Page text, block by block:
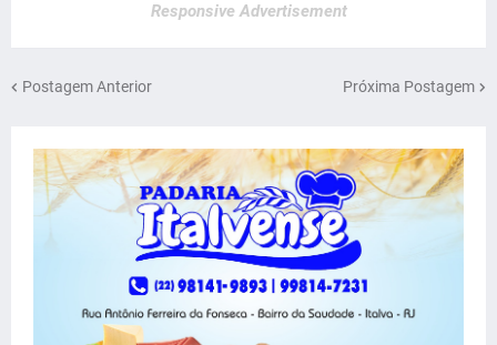
Responsive Advertisement
Postagem Anterior Próxima Postagem